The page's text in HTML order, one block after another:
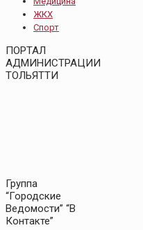
ЖКХ
Спорт
ПОРТАЛ
АДМИНИСТРАЦИИ
ТОЛЬЯТТИ
Группа
“Городские
Ведомости” “В
Контакте”